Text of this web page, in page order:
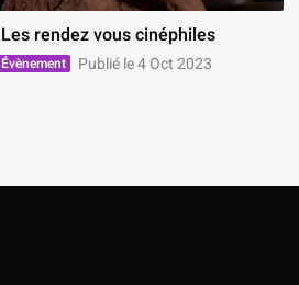
Les rendez vous cinéphiles
Évènement Publié le 4 Oct 2023